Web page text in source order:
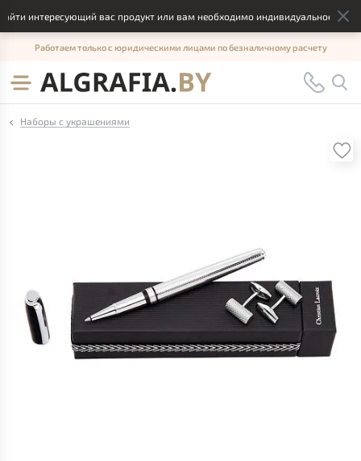
интересующий вас продукт или вам необходимо индивидуальное
Работаем только с юридическими лицами по безналичному расчету
Наборы с украшениями